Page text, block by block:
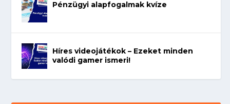
Pénzügyi alapfogalmak kvíze
Híres videojátékok – Ezeket minden
valódi gamer ismeri!